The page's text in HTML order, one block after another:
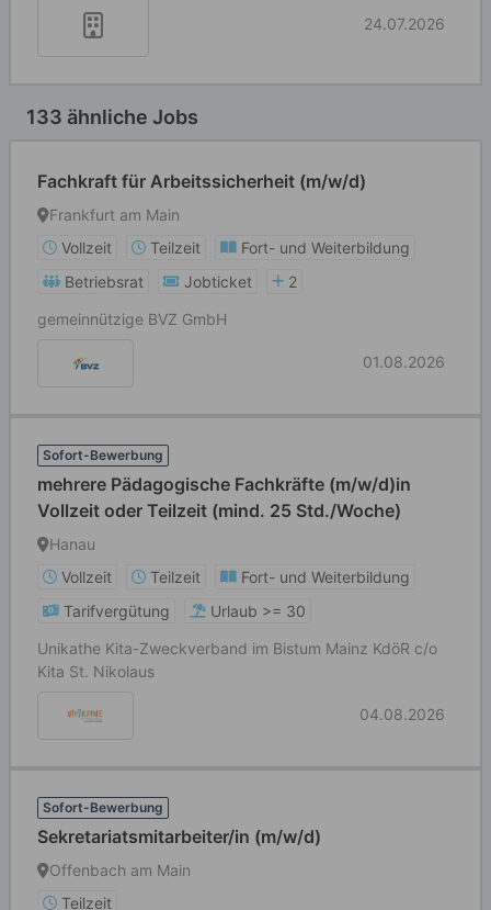
24.07.2026
133 ähnliche Jobs
Fachkraft für Arbeitssicherheit (m/w/d)
Frankfurt am Main
Vollzeit
Teilzeit
Fort- und Weiterbildung
Betriebsrat
Jobticket
2
gemeinnützige BVZ GmbH
01.08.2026
Sofort-Bewerbung
mehrere Pädagogische Fachkräfte (m/w/d)in
Vollzeit oder Teilzeit (mind. 25 Std./Woche)
Hanau
Vollzeit
Teilzeit
Fort- und Weiterbildung
Tarifvergütung
Urlaub >= 30
Unikathe Kita-Zweckverband im Bistum Mainz KdöR c/o
Kita St. Nikolaus
04.08.2026
Sofort-Bewerbung
Sekretariatsmitarbeiter/in (m/w/d)
Offenbach am Main
Teilzeit